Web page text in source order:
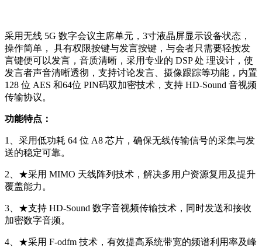
采用无线 5G 数字会议主席单元，3寸液晶屏显示设备状态，
操作简单， 具有权限按键与发言按键，与会者只需要轻按发
言键便可以发言，音质清晰，采用专业的 DSP 处 理设计，使
发言者声音清晰透彻，支持讨论发言、摄像跟踪等功能，内置
128 位 AES 和64位 PIN码双加密技术，支持 HD-Sound 音视频
传输协议。
功能特点：
1、采用低功耗 64 位 A8 芯片，确保无线传输信号的采集与发
送的稳定可靠。
2、★采用 MIMO 天线阵列技术，解决多用户资源复用及提升
覆盖能力。
3、★支持 HD-Sound 数字音视频传输技术，同时发送和接收
加密数字音频。
4、★采用 F-odfm 技术，有效提高系统带宽的频谱利用率及峰